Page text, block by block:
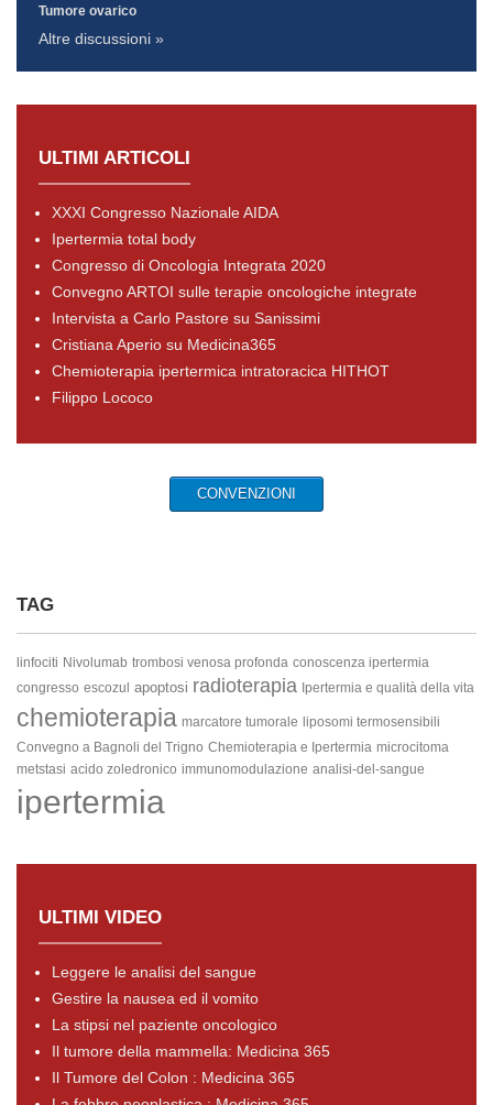
Tumore ovarico
Altre discussioni »
ULTIMI ARTICOLI
XXXI Congresso Nazionale AIDA
Ipertermia total body
Congresso di Oncologia Integrata 2020
Convegno ARTOI sulle terapie oncologiche integrate
Intervista a Carlo Pastore su Sanissimi
Cristiana Aperio su Medicina365
Chemioterapia ipertermica intratoracica HITHOT
Filippo Lococo
CONVENZIONI
TAG
linfociti Nivolumab trombosi venosa profonda conoscenza ipertermia
congresso escozul apoptosi radioterapia Ipertermia e qualità della vita
chemioterapia marcatore tumorale liposomi termosensibili
Convegno a Bagnoli del Trigno Chemioterapia e Ipertermia microcitoma
metstasi acido zoledronico immunomodulazione analisi-del-sangue
ipertermia
ULTIMI VIDEO
Leggere le analisi del sangue
Gestire la nausea ed il vomito
La stipsi nel paziente oncologico
Il tumore della mammella: Medicina 365
Il Tumore del Colon : Medicina 365